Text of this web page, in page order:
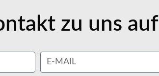
zu uns auf